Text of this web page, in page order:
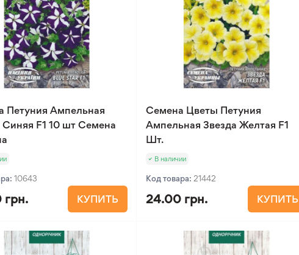
Петуния Ампельная
Синяя F1 10 шт Семена
10643
КУПИТЬ
Семена Цветы Петуния
Ампельная Звезда Желтая F1
Шт.
В наличии
Код товара: 21442
24.00 грн. КУПИТЬ